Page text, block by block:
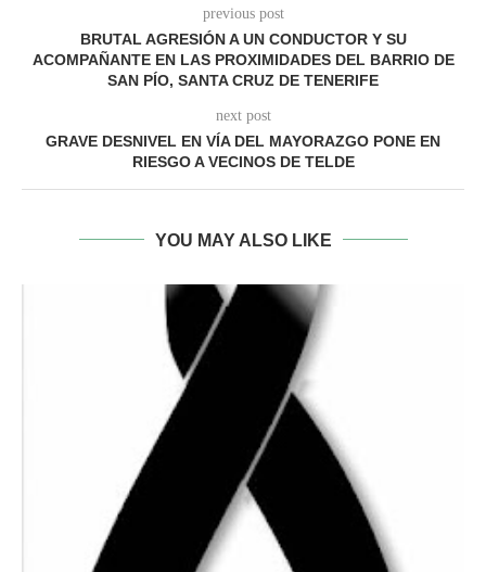
previous post
BRUTAL AGRESIÓN A UN CONDUCTOR Y SU
ACOMPAÑANTE EN LAS PROXIMIDADES DEL BARRIO DE
SAN PÍO, SANTA CRUZ DE TENERIFE
next post
GRAVE DESNIVEL EN VÍA DEL MAYORAZGO PONE EN
RIESGO A VECINOS DE TELDE
YOU MAY ALSO LIKE